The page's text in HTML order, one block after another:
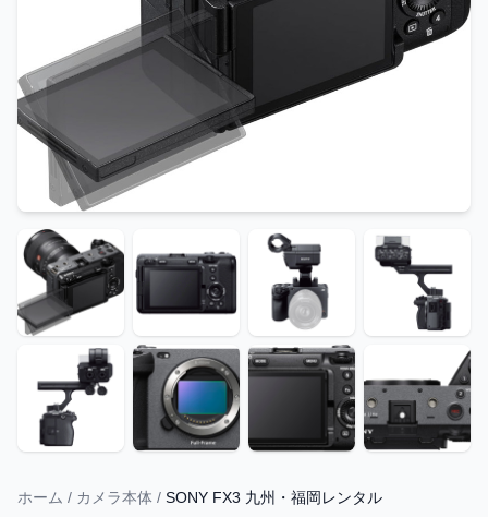
ホーム / カメラ本体 / SONY FX3 九州・福岡レンタル